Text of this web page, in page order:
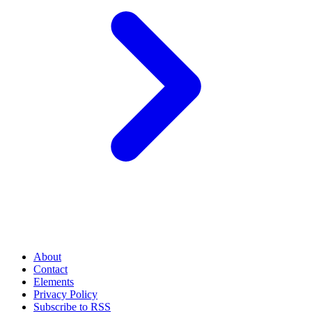
About
Contact
Elements
Privacy Policy
Subscribe to RSS